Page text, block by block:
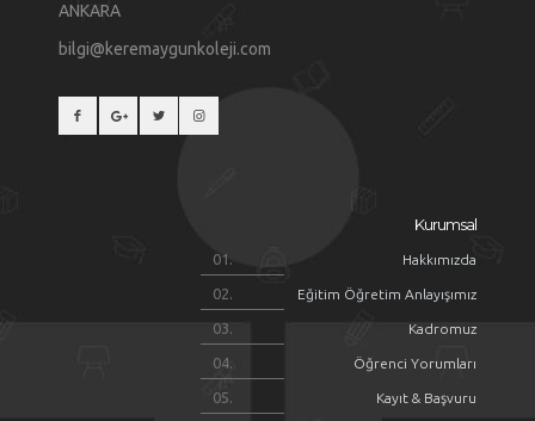
ANKARA
bilgi@keremaygunkoleji.com
Kurumsal
Hakkımızda
Eğitim Öğretim Anlayışımız
Kadromuz
Öğrenci Yorumları
Kayıt & Başvuru